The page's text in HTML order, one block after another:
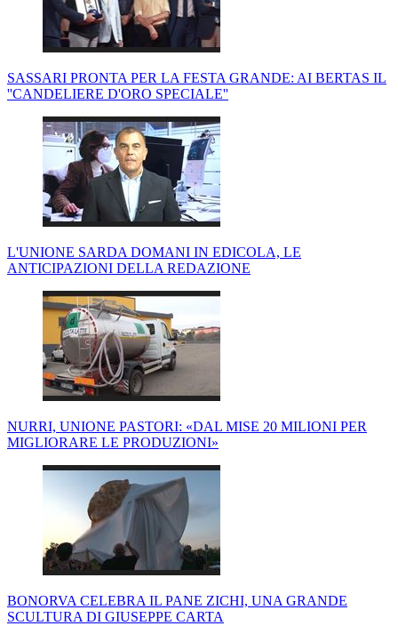
SASSARI PRONTA PER LA FESTA GRANDE: AI BERTAS IL
''CANDELIERE D'ORO SPECIALE''
L'UNIONE SARDA DOMANI IN EDICOLA, LE
ANTICIPAZIONI DELLA REDAZIONE
NURRI, UNIONE PASTORI: «DAL MISE 20 MILIONI PER
MIGLIORARE LE PRODUZIONI»
BONORVA CELEBRA IL PANE ZICHI, UNA GRANDE
SCULTURA DI GIUSEPPE CARTA